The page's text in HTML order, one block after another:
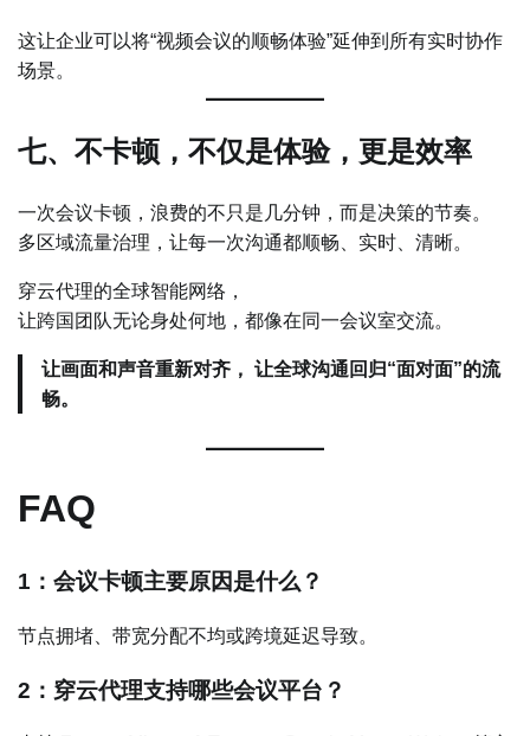
这让企业可以将“视频会议的顺畅体验”延伸到所有实时协作
场景。
七、不卡顿，不仅是体验，更是效率
一次会议卡顿，浪费的不只是几分钟，而是决策的节奏。
多区域流量治理，让每一次沟通都顺畅、实时、清晰。
穿云代理的全球智能网络，
让跨国团队无论身处何地，都像在同一会议室交流。
让画面和声音重新对齐， 让全球沟通回归“面对面”的流
畅。
FAQ
1：会议卡顿主要原因是什么？
节点拥堵、带宽分配不均或跨境延迟导致。
2：穿云代理支持哪些会议平台？